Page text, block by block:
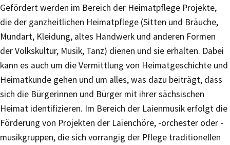
Gefördert werden im Bereich der Heimatpflege Projekte,
die der ganzheitlichen Heimatpflege (Sitten und Bräuche,
Mundart, Kleidung, altes Handwerk und anderen Formen
der Volkskultur, Musik, Tanz) dienen und sie erhalten. Dabei
kann es auch um die Vermittlung von Heimatgeschichte und
Heimatkunde gehen und um alles, was dazu beiträgt, dass
sich die Bürgerinnen und Bürger mit ihrer sächsischen
Heimat identifizieren. Im Bereich der Laienmusik erfolgt die
Förderung von Projekten der Laienchöre, -orchester oder -
musikgruppen, die sich vorrangig der Pflege traditionellen